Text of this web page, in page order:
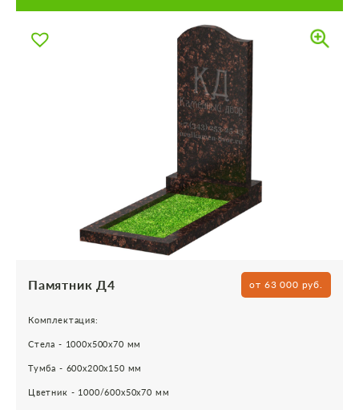
Памятник Д4 от 63 000 руб.
Комплектация:
Стела - 1000х500х70 мм
Тумба - 600х200х150 мм
Цветник - 1000/600х50х70 мм